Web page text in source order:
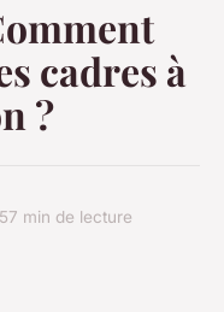
cadres à
?
7 min de lecture